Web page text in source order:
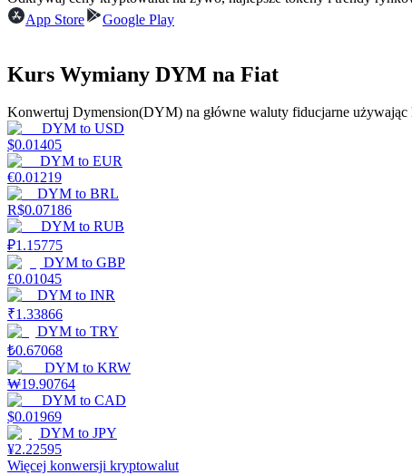
Przewodnik
Przewodnik dla początkujących dotyczący kontraktów futures
Strategie handlowe
Dowiedz się, jak zachować rentowność
App Store
Google Play
Kurs Wymiany DYM na Fiat
Konwertuj Dymension(DYM) na główne waluty fiducjarne
DYM to USD
$0.01405
DYM to EUR
€0.01219
DYM to BRL
R$0.07186
DYM to RUB
₽1.15775
DYM to GBP
£0.01045
DYM to INR
₹1.33866
DYM to TRY
₺0.67068
DYM to KRW
₩19.90764
DYM to CAD
$0.01969
DYM to JPY
¥2.22595
Więcej konwersji kryptowalut